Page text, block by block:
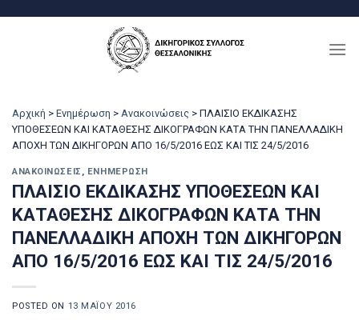
Αρχική > Ενημέρωση > Ανακοινώσεις > ΠΛΑΙΣΙΟ ΕΚΔΙΚΑΣΗΣ
ΥΠΟΘΕΣΕΩΝ ΚΑΙ ΚΑΤΑΘΕΣΗΣ ΔΙΚΟΓΡΑΦΩΝ ΚΑΤΑ ΤΗΝ ΠΑΝΕΛΛΑΔΙΚΗ
ΑΠΟΧΗ ΤΩΝ ΔΙΚΗΓΟΡΩΝ ΑΠΟ 16/5/2016 ΕΩΣ ΚΑΙ ΤΙΣ 24/5/2016
ΑΝΑΚΟΙΝΏΣΕΙΣ , ΕΝΗΜΈΡΩΣΗ
ΠΛΑΙΣΙΟ ΕΚΔΙΚΑΣΗΣ ΥΠΟΘΕΣΕΩΝ ΚΑΙ
ΚΑΤΑΘΕΣΗΣ ΔΙΚΟΓΡΑΦΩΝ ΚΑΤΑ ΤΗΝ
ΠΑΝΕΛΛΑΔΙΚΗ ΑΠΟΧΗ ΤΩΝ ΔΙΚΗΓΟΡΩΝ
ΑΠΟ 16/5/2016 ΕΩΣ ΚΑΙ ΤΙΣ 24/5/2016
POSTED ON 13 ΜΑΪ́ΟΥ 2016